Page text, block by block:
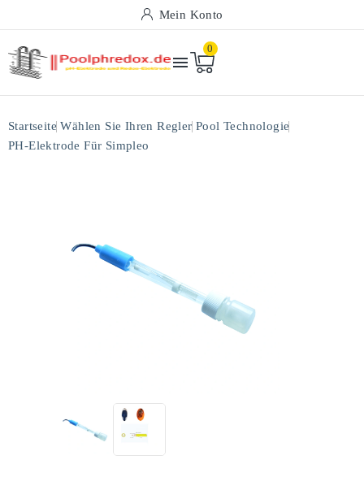
Mein Konto

0
Startseite Wählen Sie Ihren Regler Pool Technologie
PH-Elektrode Für Simpleo